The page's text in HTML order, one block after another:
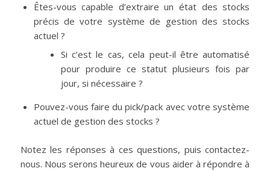
Êtes-vous capable d’extraire un état des stocks
précis de votre système de gestion des stocks
actuel ?
Si c’est le cas, cela peut-il être automatisé
pour produire ce statut plusieurs fois par
jour, si nécessaire ?
Pouvez-vous faire du pick/pack avec votre système
actuel de gestion des stocks ?
Notez les réponses à ces questions, puis contactez-
nous. Nous serons heureux de vous aider à répondre à